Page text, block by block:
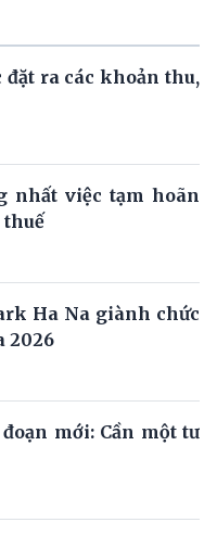
ra các khoản thu,
nhất việc tạm hoãn
thuế
Ha Na giành chức
2026
mới: Cần một tư